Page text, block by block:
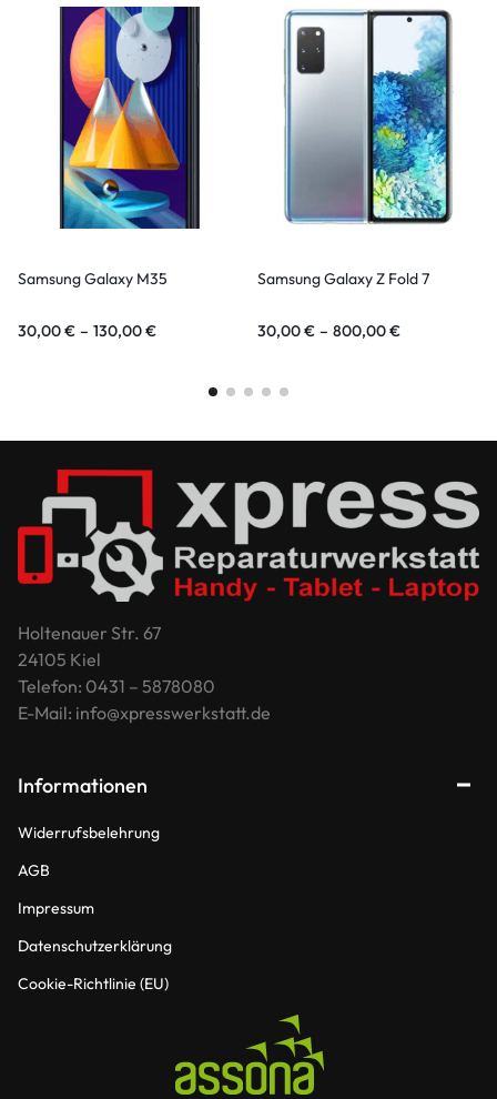
Samsung Galaxy M35
30,00€ – 130,00€
Samsung Galaxy Z Fold 7
30,00€ – 800,00€
Holtenauer Str. 67
24105 Kiel
Telefon: 0431 – 5878080
E-Mail: info@xpresswerkstatt.de
Informationen
Widerrufsbelehrung
AGB
Impressum
Datenschutzerklärung
Cookie-Richtlinie (EU)